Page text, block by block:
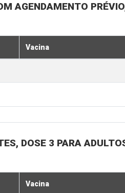
AGENDAMENTO
Vacina
DOSE 3 PARA
Vacina